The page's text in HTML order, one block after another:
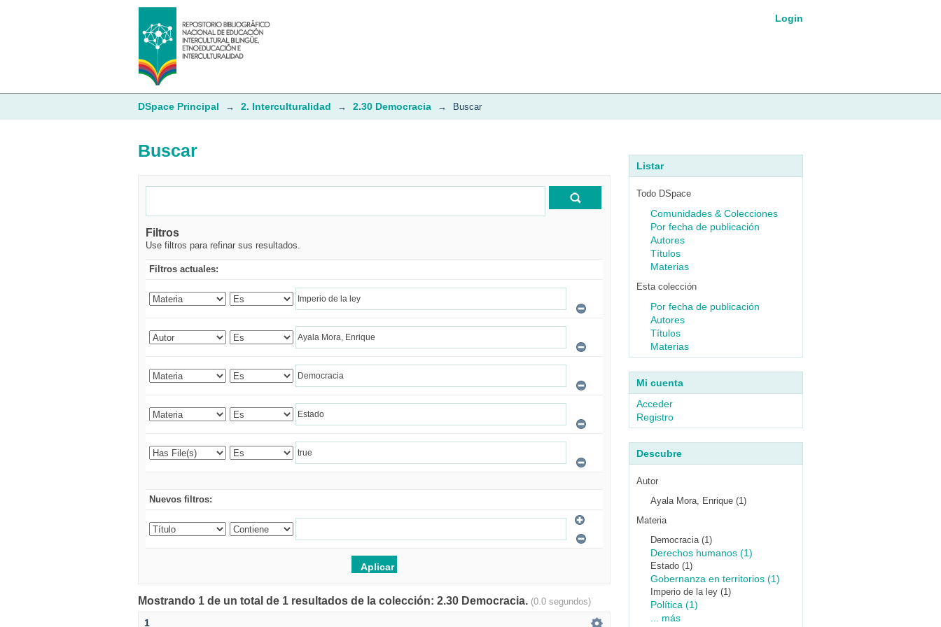
Buscar Login
DSpace Principal → 2. Interculturalidad → 2.30 Democracia → Buscar
Buscar
Filtros
Use filtros para refinar sus resultados.
Filtros actuales:
Nuevos filtros:
Mostrando 1 de un total de 1 resultados de la colección: 2.30 Democracia. (0.0 segundos)
1
Listar
Todo DSpace
Comunidades & Colecciones
Por fecha de publicación
Autores
Títulos
Materias
Esta colección
Por fecha de publicación
Autores
Títulos
Materias
Mi cuenta
Acceder
Registro
Descubre
Autor
Ayala Mora, Enrique (1)
Materia
Democracia (1)
Derechos humanos (1)
Estado (1)
Gobernanza en territorios (1)
Imperio de la ley (1)
Política (1)
... más